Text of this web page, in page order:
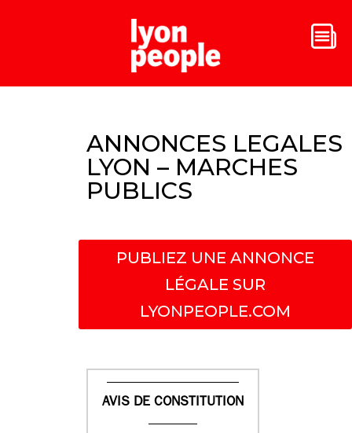
ANNONCES LEGALES
LYON – MARCHES
PUBLICS
PUBLIEZ UNE ANNONCE
LÉGALE SUR
LYONPEOPLE.COM
AVIS DE CONSTITUTION